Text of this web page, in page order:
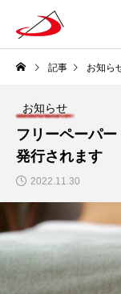
記事 お知ら
お知らせ
フリーペーパ
発行されます
2022.11.30